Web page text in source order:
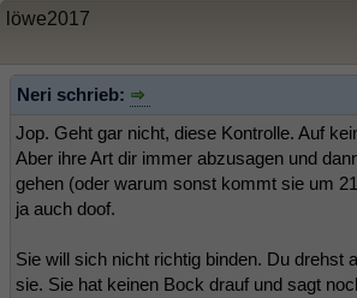
löwe2017
Neri schrieb:
Jop. Geht gar nicht, diese Kontrolle. Auf
Aber ihre Art dir immer abzusagen und
gehen (oder warum sonst kommt sie um
ja auch doof.
Sie will sich nicht richtig binden. Du drehst
sie. Sie hat keinen Bock drauf und sagt